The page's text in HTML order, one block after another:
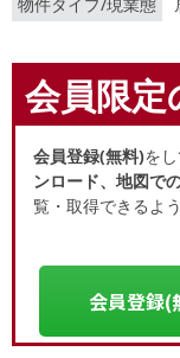
会員限定
会員登録(無料)を
ンロード、地図で
覧・取得できるよ
会員登録(